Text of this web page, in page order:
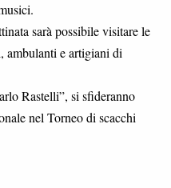
sarà possibile visitare le
ambulanti e artigiani di
Rastelli”, si sfideranno
nel Torneo di scacchi